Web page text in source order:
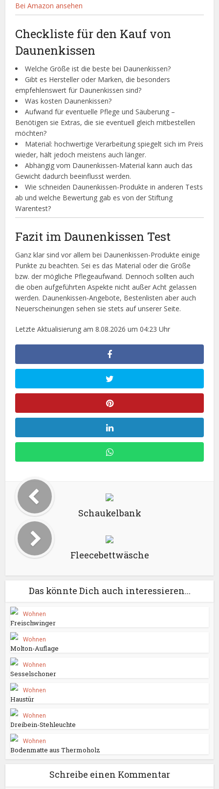
Bei Amazon ansehen
Checkliste für den Kauf von
Daunenkissen
Welche Größe ist die beste bei Daunenkissen?
Gibt es Hersteller oder Marken, die besonders
empfehlenswert für Daunenkissen sind?
Was kosten Daunenkissen?
Aufwand für eventuelle Pflege und Säuberung –
Benötigen sie Extras, die sie eventuell gleich mitbestellen
möchten?
Material: hochwertige Verarbeitung spiegelt sich im Preis
wieder, hält jedoch meistens auch länger.
Abhängig vom Daunenkissen-Material kann auch das
Gewicht dadurch beeinflusst werden.
Wie schneiden Daunenkissen-Produkte in anderen Tests
ab und welche Bewertung gab es von der Stiftung
Warentest?
Fazit im Daunenkissen Test
Ganz klar sind vor allem bei Daunenkissen-Produkte einige
Punkte zu beachten. Sei es das Material oder die Größe
bzw. der mögliche Pflegeaufwand. Dennoch sollten auch
die oben aufgeführten Aspekte nicht außer Acht gelassen
werden. Daunenkissen-Angebote, Bestenlisten aber auch
Neuerscheinungen sehen sie stets auf unserer Seite.
Letzte Aktualisierung am 8.08.2026 um 04:23 Uhr
Schaukelbank
Fleecebettwäsche
Das könnte Dich auch interessieren...
Wohnen
Freischwinger
Wohnen
Molton-Auflage
Wohnen
Sesselschoner
Wohnen
Haustür
Wohnen
Dreibein-Stehleuchte
Wohnen
Bodenmatte aus Thermoholz
Schreibe einen Kommentar